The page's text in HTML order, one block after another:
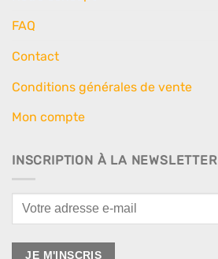
FAQ
Contact
Conditions générales de vente
Mon compte
INSCRIPTION À LA NEWSLETTER